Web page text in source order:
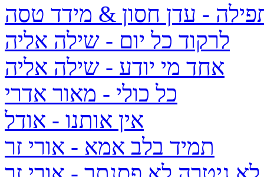
- עדן חסון & מידד טסה
לרקוד כל יום - שילה אליה
אחד מי יודע - שילה אליה
כל כולי - מאור אדרי
אין אותנו - אודל
תמיד בלב אמא - אורי זר